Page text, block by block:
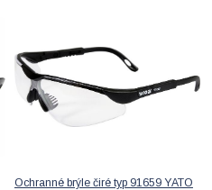
Ochranné brýle čiré typ 91659 YATO